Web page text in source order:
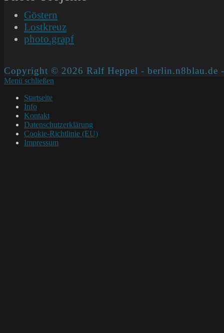
Göstern
Lostkreuz
photo.grapf
Copyright © 2026 Ralf Heppel - berlin.n8blau.de
Menü schließen
Startseite
Info
Kontakt
Datenschutzerklärung
Cookie-Richtlinie (EU)
Impressum